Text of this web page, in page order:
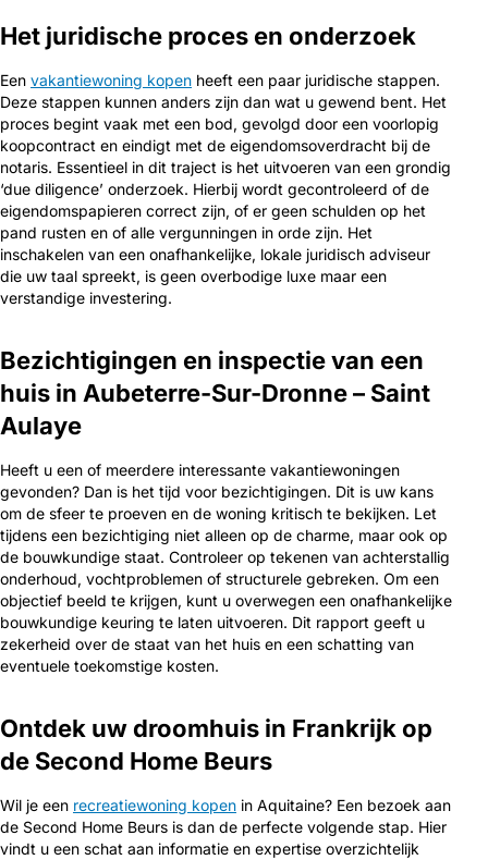
Het juridische proces en onderzoek
Een vakantiewoning kopen heeft een paar juridische stappen.
Deze stappen kunnen anders zijn dan wat u gewend bent. Het
proces begint vaak met een bod, gevolgd door een voorlopig
koopcontract en eindigt met de eigendomsoverdracht bij de
notaris. Essentieel in dit traject is het uitvoeren van een grondig
‘due diligence’ onderzoek. Hierbij wordt gecontroleerd of de
eigendomspapieren correct zijn, of er geen schulden op het
pand rusten en of alle vergunningen in orde zijn. Het
inschakelen van een onafhankelijke, lokale juridisch adviseur
die uw taal spreekt, is geen overbodige luxe maar een
verstandige investering.
Bezichtigingen en inspectie van een
huis in Aubeterre-Sur-Dronne – Saint
Aulaye
Heeft u een of meerdere interessante vakantiewoningen
gevonden? Dan is het tijd voor bezichtigingen. Dit is uw kans
om de sfeer te proeven en de woning kritisch te bekijken. Let
tijdens een bezichtiging niet alleen op de charme, maar ook op
de bouwkundige staat. Controleer op tekenen van achterstallig
onderhoud, vochtproblemen of structurele gebreken. Om een
objectief beeld te krijgen, kunt u overwegen een onafhankelijke
bouwkundige keuring te laten uitvoeren. Dit rapport geeft u
zekerheid over de staat van het huis en een schatting van
eventuele toekomstige kosten.
Ontdek uw droomhuis in Frankrijk op
de Second Home Beurs
Wil je een recreatiewoning kopen in Aquitaine? Een bezoek aan
de Second Home Beurs is dan de perfecte volgende stap. Hier
vindt u een schat aan informatie en expertise overzichtelijk